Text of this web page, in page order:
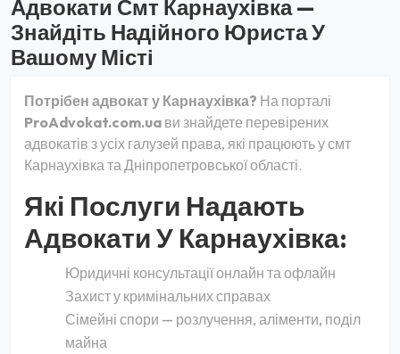
Адвокати Смт Карнаухівка —
Знайдіть Надійного Юриста У
Вашому Місті
Потрібен адвокат у Карнаухівка? На порталі
ProAdvokat.com.ua ви знайдете перевірених
адвокатів з усіх галузей права, які працюють у смт
Карнаухівка та Дніпропетровської області.
Які Послуги Надають
Адвокати У Карнаухівка:
Юридичні консультації онлайн та офлайн
Захист у кримінальних справах
Сімейні спори — розлучення, аліменти, поділ
майна